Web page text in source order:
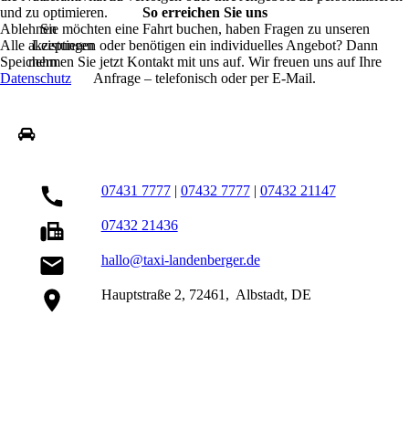
So erreichen Sie uns
Sie möchten eine Fahrt buchen, haben Fragen zu unseren
Leistungen oder benötigen ein individuelles Angebot? Dann
nehmen Sie jetzt Kontakt mit uns auf. Wir freuen uns auf Ihre
Anfrage – telefonisch oder per E-Mail.
07431 7777| 07432 7777| 07432 21147
07432 21436
hallo@taxi-landenberger.de
Hauptstraße 2, 72461, Albstadt, DE
und zu optimieren.
Ablehnen
Alle akzeptieren
Speichern
Datenschutz